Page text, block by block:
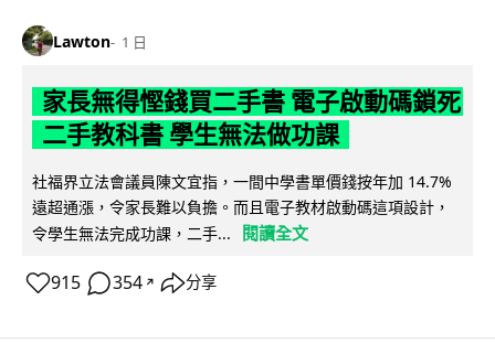
Lawton 1 日
家長無得慳錢買二手書 電子啟動碼鎖死
二手教科書 學生無法做功課
社福界立法會議員陳文宜指，一間中學書單價錢按年加 14.7%
遠超通漲，令家長難以負擔。而且電子教材啟動碼這項設計，
令學生無法完成功課，二手...
閱讀全文
915 354 ↗ 分享